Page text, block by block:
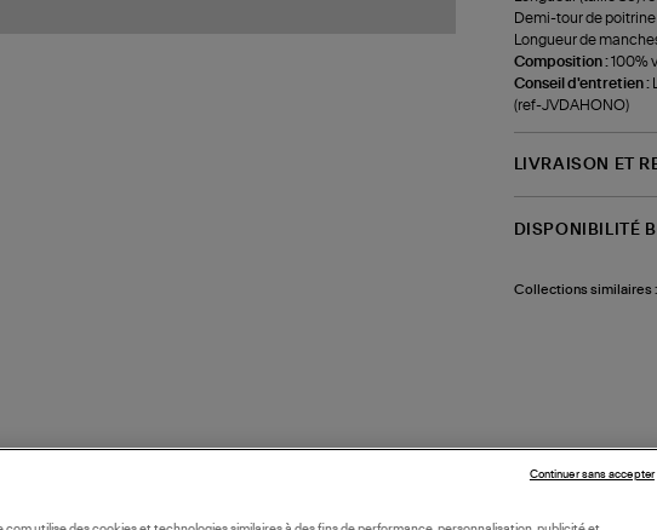
Demi-tour de poitrine
Longueur de
Composition :100%
Conseil d'entretien :
(ref-JVDAHONO)
LIVRAISON ET
DISPONIBILITÉ
Collections similaires :
Continuer sans accepter